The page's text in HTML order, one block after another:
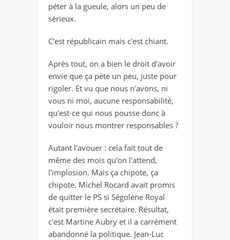
péter à la gueule, alors un peu de
sérieux.
C'est républicain mais c'est chiant.
Après tout, on a bien le droit d'avoir
envie que ça pète un peu, juste pour
rigoler. Et vu que nous n'avons, ni
vous ni moi, aucune responsabilité,
qu'est-ce qui nous pousse donc à
vouloir nous montrer responsables ?
Autant l'avouer : cela fait tout de
même des mois qu'on l'attend,
l'implosion. Mais ça chipote, ça
chipote. Michel Rocard avait promis
de quitter le PS si Ségolène Royal
était première secrétaire. Résultat,
c'est Martine Aubry et il a carrément
abandonné la politique. Jean-Luc